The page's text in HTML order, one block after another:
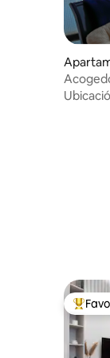
vista al